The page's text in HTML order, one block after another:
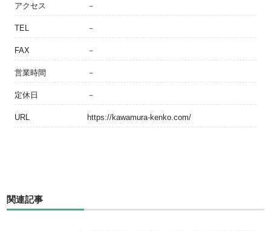
アクセス －
TEL －
FAX －
営業時間 －
定休日 －
URL https://kawamura-kenko.com/
関連記事